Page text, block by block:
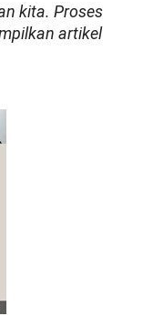
kita. Proses
artikel